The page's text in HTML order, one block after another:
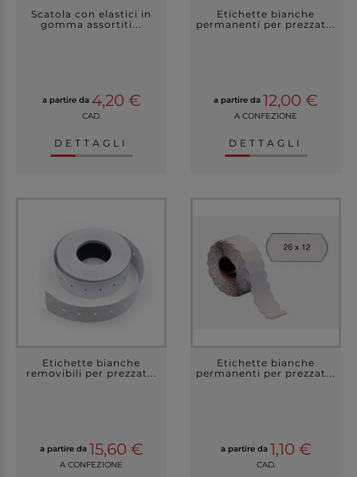
Scatola con elastici in
gomma assortiti...
a partire da 4,20 €
CAD.
DETTAGLI
Etichette bianche
permanenti per prezzat...
a partire da 12,00 €
A CONFEZIONE
DETTAGLI
Etichette bianche
removibili per prezzat...
a partire da 15,60 €
A CONFEZIONE
Etichette bianche
permanenti per prezzat...
a partire da 1,10 €
CAD.